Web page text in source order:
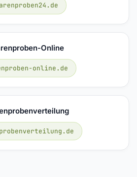
Online
online.de